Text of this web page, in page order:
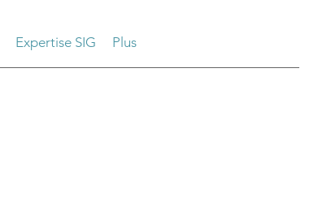
Expertise SIG Plus